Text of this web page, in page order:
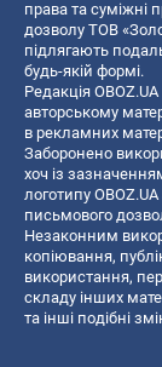
права та суміжні
дозволу ТОВ
підлягають
будь-якій формі.
Редакція
авторському
в рекламних
Заборонено
хоч із
логотипу
письмового
Незаконним
копiювання,
використання,
складу інших
та інші подібні